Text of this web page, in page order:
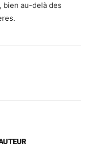
bien au-delà des